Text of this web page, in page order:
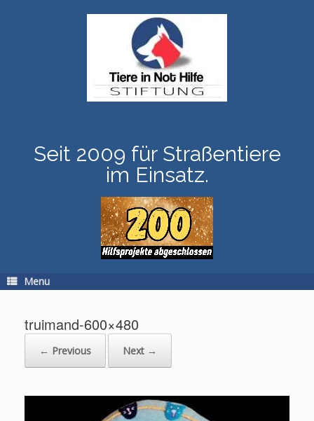
Seit 2009 für Straßentiere
im Einsatz.
Menu
truimand-600×480
← Previous Next →